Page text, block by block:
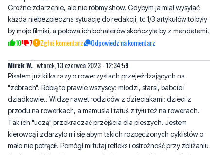
10 7 Zgłoś komentarz Odpowiedz na komentarz
Mirek W. wtorek, 13 czerwca 2023 - 12:34:59
Pisałem już kilka razy o rowerzystach przejeżdżających na
dziadkowie.. Widzę nawet rodziców z dzieciakami: dzieci z
przodu na rowerkach, a mamusia i tatuś z tyłu też na rowerach.
Tak ich "uczą" przekraczać przejścia dla pieszych. Jestem
kierowcą i zdarzyło mi się abym takich rozpędzonych cyklistów o
mało nie potrącił. Pomógł mi tutaj refleks i ostrożność przy zbliżaniu
się do przejścia. Co gorsza , policji to prawie nie interesuje. Ja
osobiście nie słyszałem aby za to ukarali kogoś.
13 1 Zgłoś komentarz Odpowiedz na komentarz